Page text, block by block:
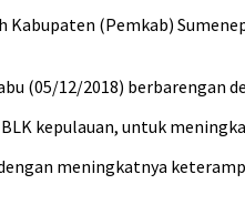
(Pemkab)
(05/12/2018) berbarengan
kepulauan, untuk
meningkatnya